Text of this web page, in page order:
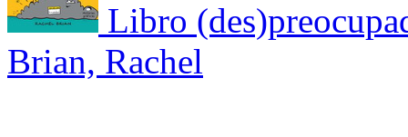
Libro
Brian, Rachel